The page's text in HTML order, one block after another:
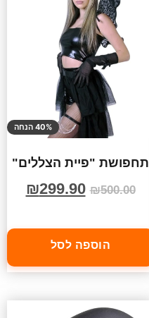
40% הנחה
תחפושת "פיית הצללים"
₪500.00
₪299.90
הוספה לסל